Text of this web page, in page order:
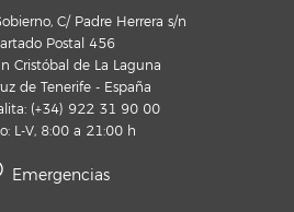
C/ Padre Herrera s/n
Postal 456
Cristóbal de La Laguna
de Tenerife - España
(+34) 922 31 90 00
L-V, 8:00 a 21:00 h
Emergencias